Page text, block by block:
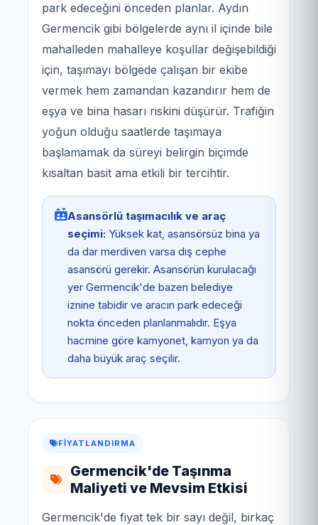
park edeceğini önceden planlar. Aydın
Germencik gibi bölgelerde aynı il içinde bile
mahalleden mahalleye koşullar değişebildiği
için, taşımayı bölgede çalışan bir ekibe
vermek hem zamandan kazandırır hem de
eşya ve bina hasarı riskini düşürür. Trafiğin
yoğun olduğu saatlerde taşımaya
başlamamak da süreyi belirgin biçimde
kısaltan basit ama etkili bir tercihtir.
Asansörlü taşımacılık ve araç
seçimi: Yüksek kat, asansörsüz bina ya
da dar merdiven varsa dış cephe
asansörü gerekir. Asansörün kurulacağı
yer Germencik'de bazen belediye
iznine tabidir ve aracın park edeceği
nokta önceden planlanmalıdır. Eşya
hacmine göre kamyonet, kamyon ya da
daha büyük araç seçilir.
FIYATLANDIRMA
Germencik'de Taşınma
Maliyeti ve Mevsim Etkisi
Germencik'de fiyat tek bir sayı değil, birkaç